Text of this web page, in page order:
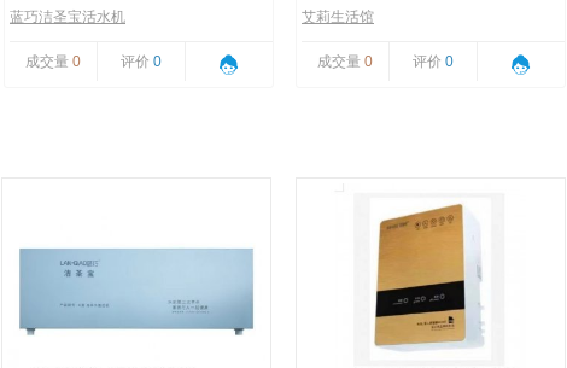
蓝巧洁圣宝活水机
成交量 0 评价 0
艾莉生活馆
成交量 0 评价 0